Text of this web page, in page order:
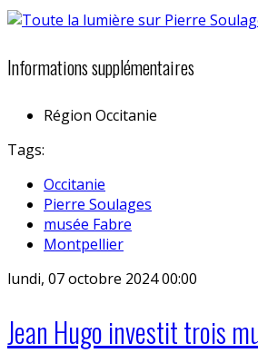
Informations supplémentaires
Région Occitanie
Tags:
Occitanie
Pierre Soulages
musée Fabre
Montpellier
lundi, 07 octobre 2024 00:00
Jean Hugo investit trois